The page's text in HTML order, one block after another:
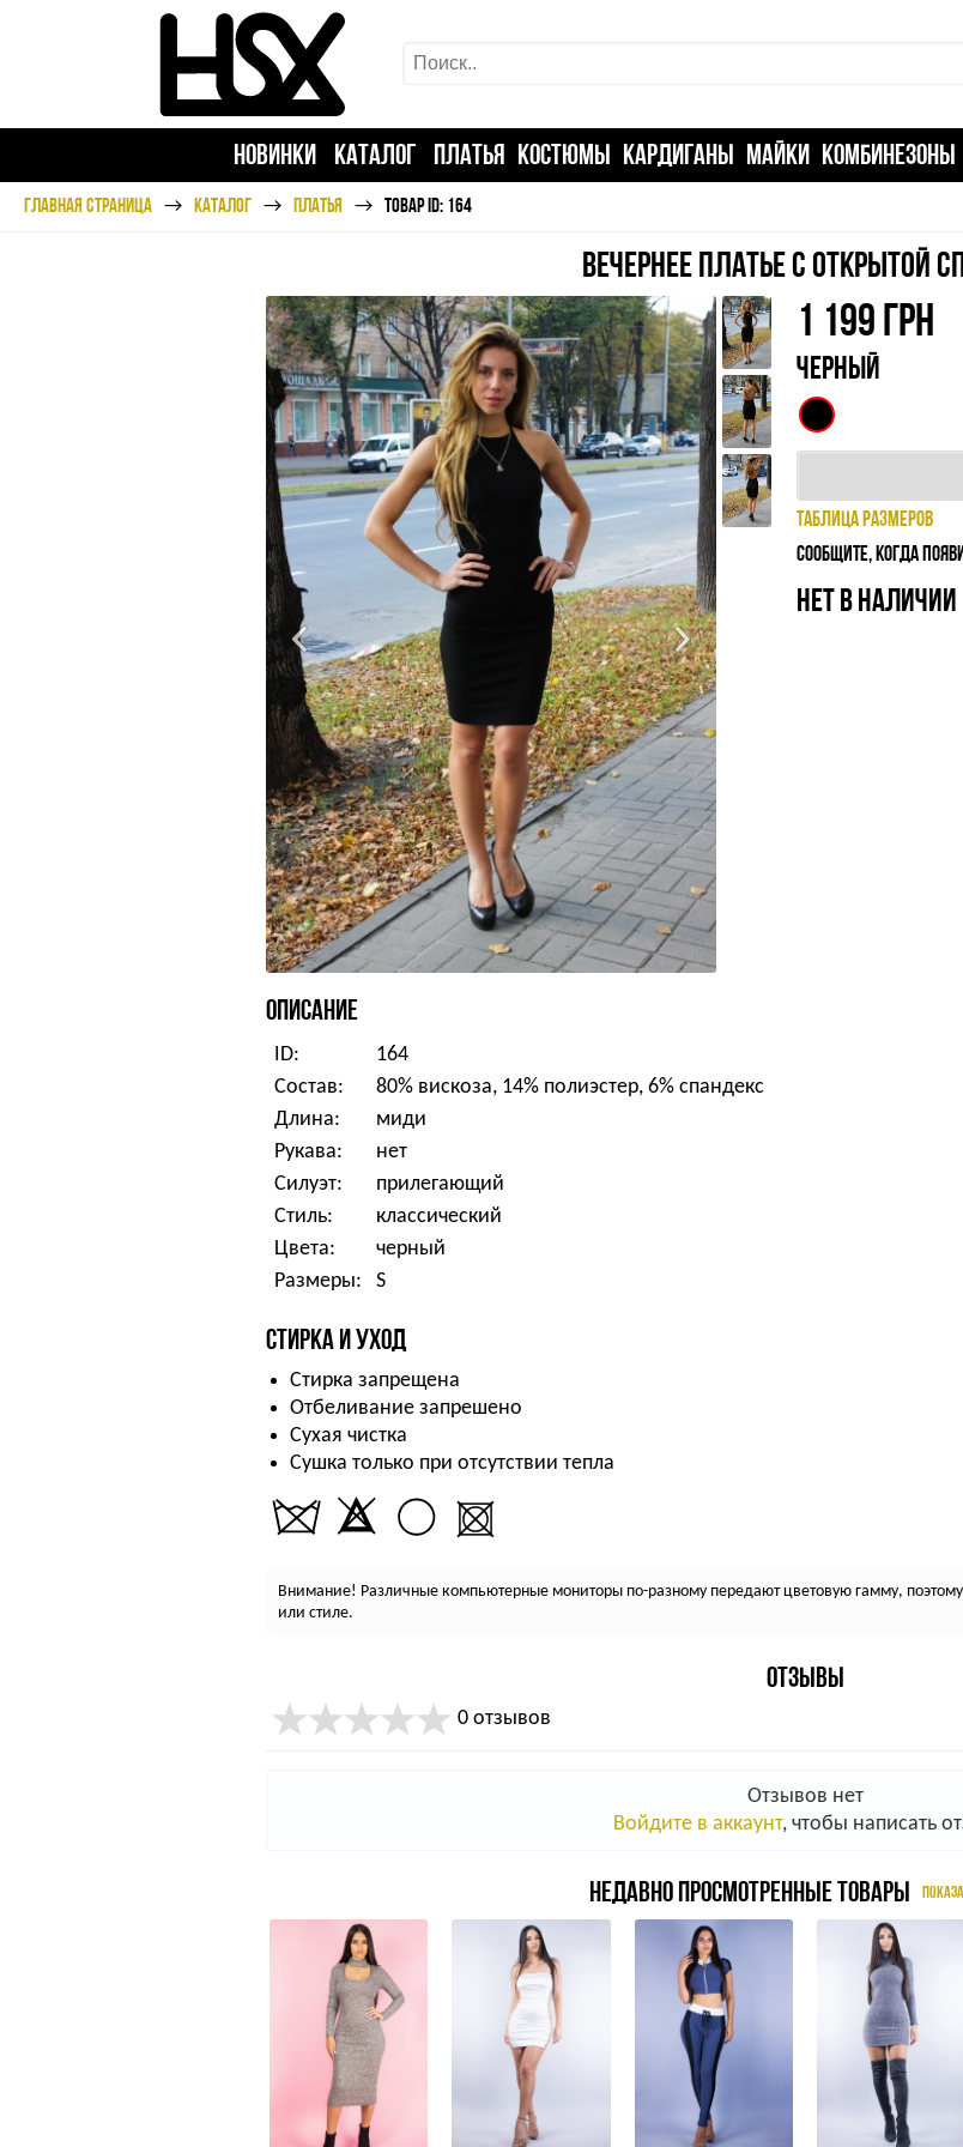
НОВИНКИ КАТАЛОГ ПЛАТЬЯ КОСТЮМЫ КАРДИГАНЫ МАЙКИ КОМБИНЕЗОНЫ
ГЛАВНАЯ СТРАНИЦА КАТАЛОГ ПЛАТЬЯ ТОВАР ID: 164
ВЕЧЕРНЕЕ ПЛАТЬЕ С ОТКРЫТОЙ
1 199ГРН
ЧЕРНЫЙ
ТАБЛИЦА РАЗМЕРОВ
СООБЩИТЕ, КОГДА
НЕТ В НАЛИЧИИ
ОПИСАНИЕ
ID:
164
Состав:
80% вискоза, 14% полиэстер, 6% спандекс
Длина:
миди
Рукава:
нет
Силуэт:
прилегающий
Стиль:
классический
Цвета:
черный
Размеры:
S
СТИРКА И УХОД
Стирка запрещена
Отбеливание запрешено
Сухая чистка
Сушка только при отсутствии тепла
Внимание! Различные компьютерные мониторы по-разному передают цветовую гамму, поэтому
или стиле.
ОТЗЫВЫ
0 отзывов
Отзывов нет
Войдите в аккаунт, чтобы написать
НЕДАВНО ПРОСМОТРЕННЫЕ ТОВАРЫ